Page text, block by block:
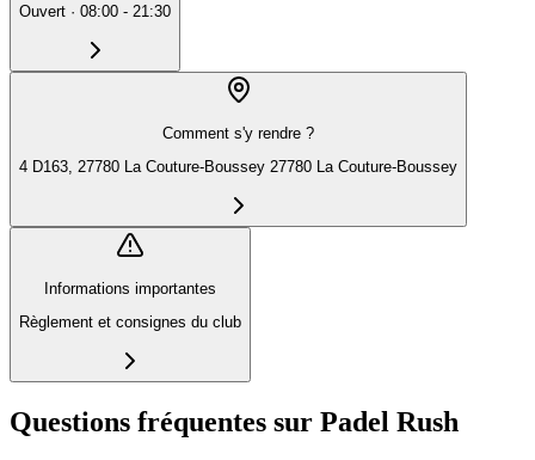
Ouvert · 08:00 - 21:30
Comment s'y rendre ?
4 D163, 27780 La Couture-Boussey 27780 La Couture-Boussey
Informations importantes
Règlement et consignes du club
Questions fréquentes sur Padel Rush